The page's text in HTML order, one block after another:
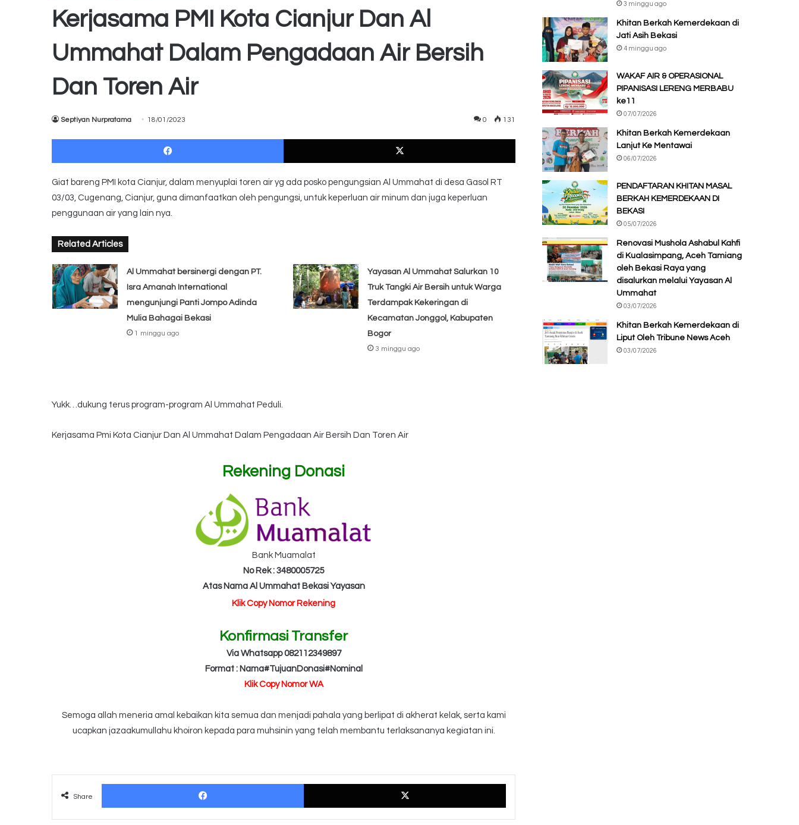
Kerjasama PMI Kota Cianjur Dan Al
Ummahat Dalam Pengadaan Air Bersih
Dan Toren Air
Septiyan Nurpratama 18/01/2023 0 131
Facebook X
Giat bareng PMI kota Cianjur, dalam menyuplai toren air yg ada posko pengungsian Al Ummahat di desa Gasol RT
03/03, Cugenang, Cianjur, guna dimanfaatkan oleh pengungsi, untuk keperluan air minum dan juga keperluan
penggunaan air yang lain nya.
Related Articles
Al Ummahat bersinergi dengan PT.
Isra Amanah International
mengunjungi Panti Jompo Adinda
Mulia Bahagai Bekasi
1 minggu ago
Yayasan Al Ummahat Salurkan 10
Truk Tangki Air Bersih untuk Warga
Terdampak Kekeringan di
Kecamatan Jonggol, Kabupaten
Bogor
3 minggu ago
Yukk…dukung terus program-program Al Ummahat Peduli.
Kerjasama Pmi Kota Cianjur Dan Al Ummahat Dalam Pengadaan Air Bersih Dan Toren Air
Rekening Donasi
Bank Muamalat
No Rek : 3480005725
Atas Nama Al Ummahat Bekasi Yayasan
Klik Copy Nomor Rekening
Konfirmasi Transfer
Via Whatsapp 082112349897
Format : Nama#TujuanDonasi#Nominal
Klik Copy Nomor WA
Semoga allah meneria amal kebaikan kita semua dan menjadi pahala yang berlipat di akherat kelak, serta kami
ucapkan jazaakumullahu khoiron kepada para muhsinin yang telah membantu terlaksananya kegiatan ini.
Share
Facebook X
3 minggu ago
Khitan Berkah Kemerdekaan di
Jati Asih Bekasi
4 minggu ago
WAKAF AIR & OPERASIONAL
PIPANISASI LERENG MERBABU
ke11
07/07/2026
Khitan Berkah Kemerdekaan
Lanjut Ke Mentawai
06/07/2026
PENDAFTARAN KHITAN MASAL
BERKAH KEMERDEKAAN DI
BEKASI
05/07/2026
Renovasi Mushola Ashabul Kahfi
di Kualasimpang, Aceh Tamiang
oleh Bekasi Raya yang
disalurkan melalui Yayasan Al
Ummahat
03/07/2026
Khitan Berkah Kemerdekaan di
Liput Oleh Tribune News Aceh
03/07/2026